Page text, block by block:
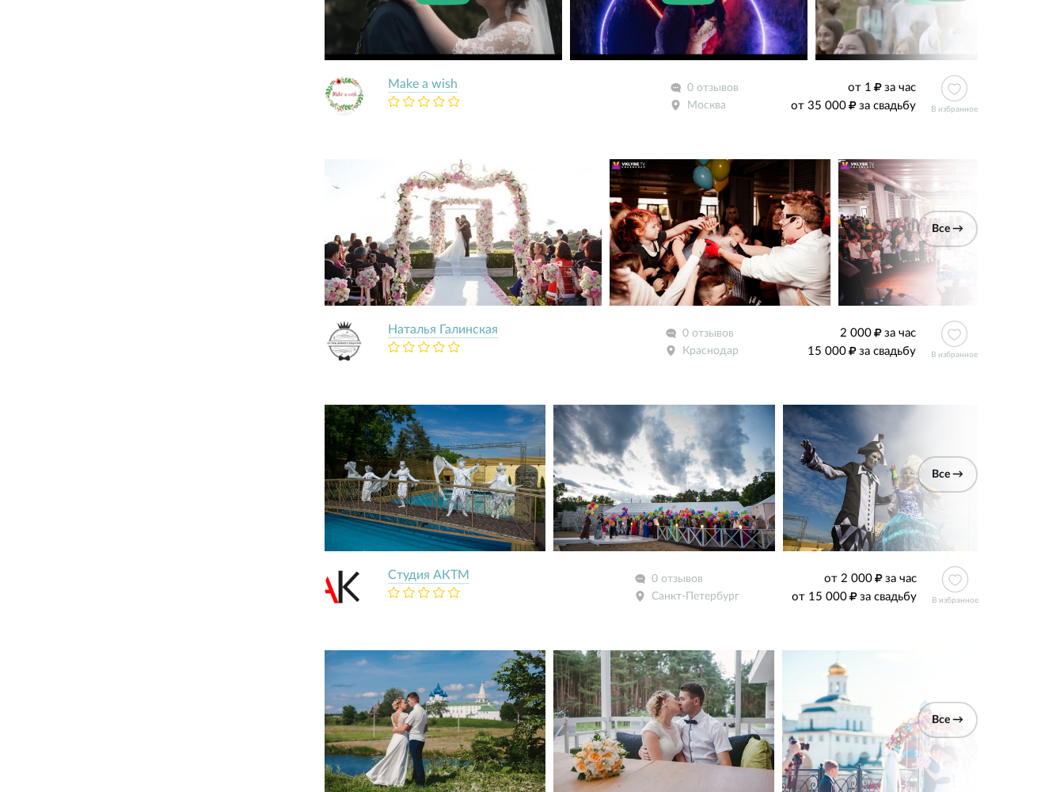
Make a wish
0 отзывов
Москва
от 1
за час
от 35 000
за свадьбу В избранное
Все →
Наталья Галинская
0 отзывов
Краснодар
2 000
за час
15 000
за свадьбу В избранное
Все →
Студия АКТМ
0 отзывов
Санкт-Петербург
от 2 000
за час
от 15 000
за свадьбу В избранное
Все →